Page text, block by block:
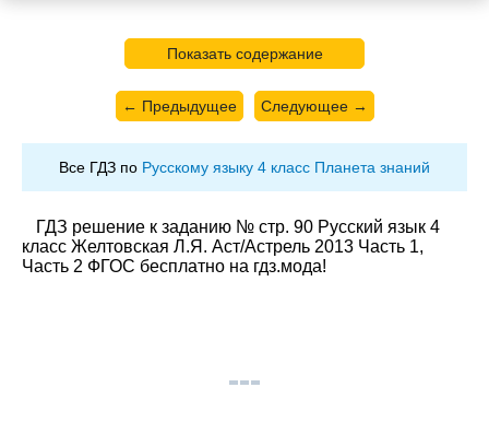
Показать содержание
← Предыдущее Следующее →
Все ГДЗ по Русскому языку 4 класс Планета знаний
ГДЗ решение к заданию № стр. 90 Русский язык 4
класс Желтовская Л.Я. Аст/Астрель 2013 Часть 1,
Часть 2 ФГОС бесплатно на гдз.мода!